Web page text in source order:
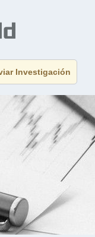
Investigación